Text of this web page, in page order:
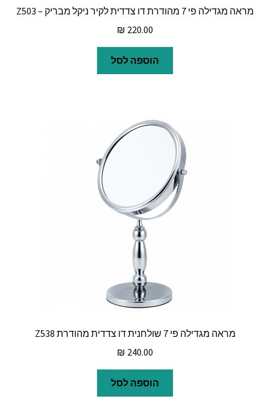
מראה מגדילה פי 7 מהודרת דו צדדית לקיר ניקל מבריק – Z503
₪ 220.00
הוספה לסל
מראה מגדילה פי 7 שולחנית דו צדדית מהודרת Z538
₪ 240.00
הוספה לסל